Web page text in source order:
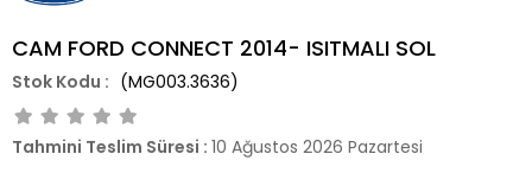
CAM FORD CONNECT 2014- ISITMALI SOL
(MG003.3636)
Tahmini Teslim Süresi : 10 Ağustos 2026 Pazartesi